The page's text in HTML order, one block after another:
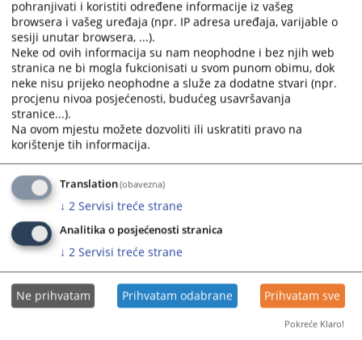
Prateći dokumenti
Evidencija od 01.01.-31.12.2021.godine -
327PREGLEDA
pohranjivati i koristiti određene informacije iz vašeg
browsera i vašeg uređaja (npr. IP adresa uređaja, varijable o
sesiji unutar browsera, ...).
Neke od ovih informacija su nam neophodne i bez njih web
stranica ne bi mogla fukcionisati u svom punom obimu, dok
neke nisu prijeko neophodne a služe za dodatne stvari (npr.
procjenu nivoa posjećenosti, budućeg usavršavanja
stranice...).
Na ovom mjestu možete dozvoliti ili uskratiti pravo na
korištenje tih informacija.
Translation(obavezna)
↓ 2 Servisi treće strane
Analitika o posjećenosti stranica
↓ 2 Servisi treće strane
Ne prihvatam Prihvatam odabrane Prihvatam sve
Pokreće Klaro!